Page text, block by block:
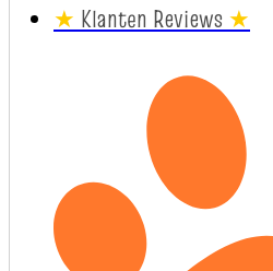
★ Klanten Reviews ★